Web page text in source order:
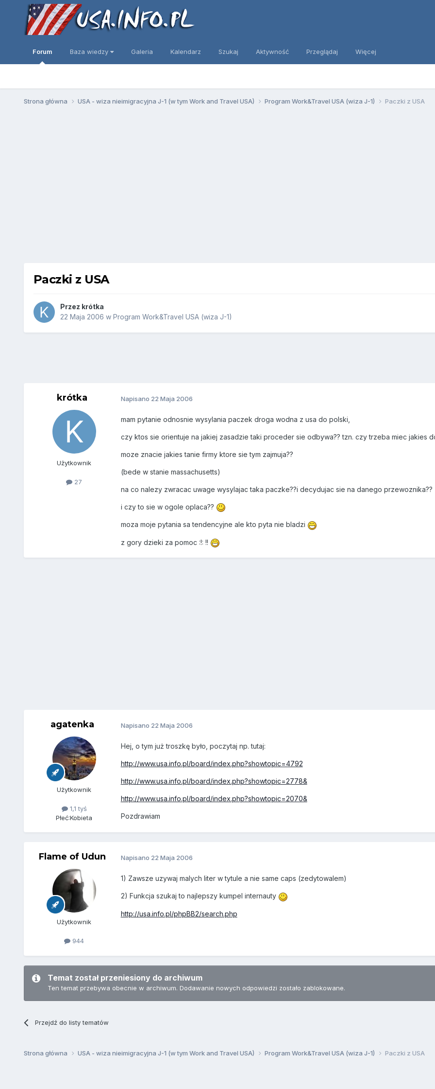
Forum Baza wiedzy Galeria Kalendarz Szukaj Aktywność Przeglądaj Więcej
Strona główna USA - wiza nieimigracyjna J-1 (w tym Work and Travel USA) Program Work&Travel USA (wiza J-1) Paczki z USA
Paczki z USA
Przez krótka
22 Maja 2006 w Program Work&Travel USA (wiza J-1)
krótka
Użytkownik
27
Napisano 22 Maja 2006
mam pytanie odnosnie wysylania paczek droga wodna z usa do polski,
czy ktos sie orientuje na jakiej zasadzie taki proceder sie odbywa?? tzn. czy trzeba miec jakies
moze znacie jakies tanie firmy ktore sie tym zajmuja??
(bede w stanie massachusetts)
na co nalezy zwracac uwage wysylajac taka paczke??i decydujac sie na danego przewoznika??
i czy to sie w ogole oplaca??
moza moje pytania sa tendencyjne ale kto pyta nie bladzi
z gory dzieki za pomoc :!: !!
agatenka
Użytkownik
1,1 tyś
Płeć:Kobieta
Napisano 22 Maja 2006
Hej, o tym już troszkę było, poczytaj np. tutaj:
http://www.usa.info.pl/board/index.php?showtopic=4792
http://www.usa.info.pl/board/index.php?showtopic=2778&
http://www.usa.info.pl/board/index.php?showtopic=2070&
Pozdrawiam
Flame of Udun
Użytkownik
944
Napisano 22 Maja 2006
1) Zawsze uzywaj malych liter w tytule a nie same caps (zedytowalem)
2) Funkcja szukaj to najlepszy kumpel internauty
http://usa.info.pl/phpBB2/search.php
Temat został przeniesiony do archiwum
Ten temat przebywa obecnie w archiwum. Dodawanie nowych odpowiedzi zostało zablokowane.
Przejdź do listy tematów
Strona główna USA - wiza nieimigracyjna J-1 (w tym Work and Travel USA) Program Work&Travel USA (wiza J-1) Paczki z USA